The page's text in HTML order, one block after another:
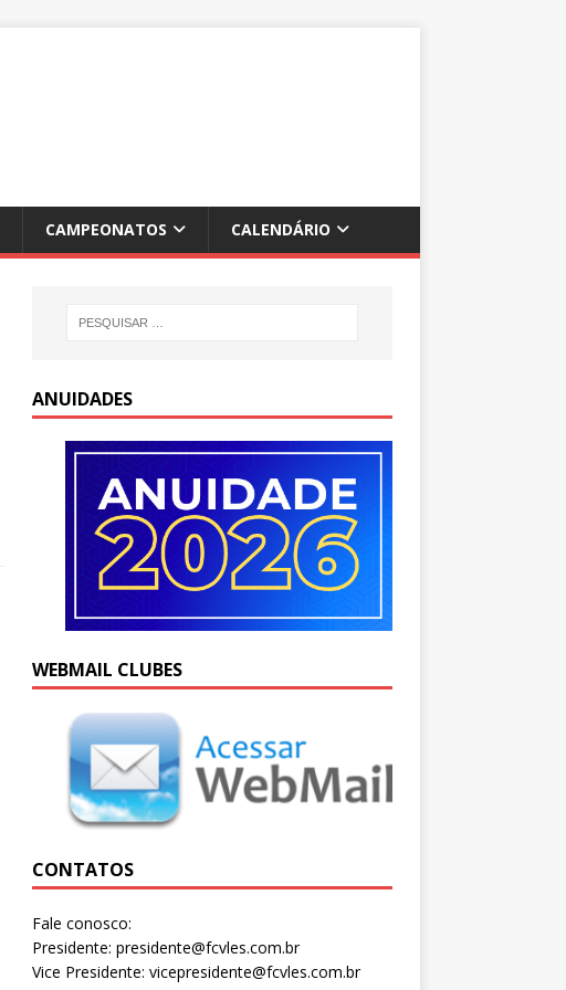
CAMPEONATOS CALENDÁRIO
ANUIDADES
WEBMAIL CLUBES
CONTATOS
Fale conosco:
Presidente: presidente@fcvles.com.br
Vice Presidente: vicepresidente@fcvles.com.br